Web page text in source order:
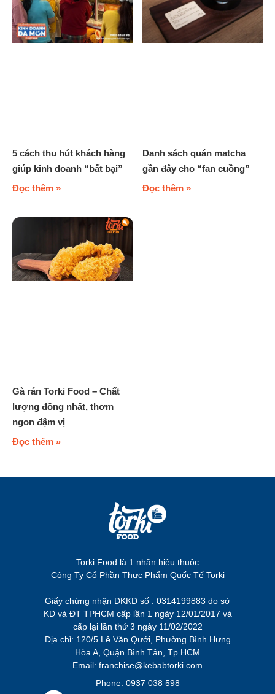
5 cách thu hút khách hàng
giúp kinh doanh “bất bại”
Đọc thêm »
Danh sách quán matcha
gần đây cho “fan cuồng”
Đọc thêm »
Gà rán Torki Food – Chất
lượng đồng nhất, thơm
ngon đậm vị
Đọc thêm »
Torki Food là 1 nhãn hiệu thuộc
Công Ty Cổ Phần Thực Phẩm Quốc Tế Torki
Giấy chứng nhận DKKD số : 0314199883 do sở
KD và ĐT TPHCM cấp lần 1 ngày 12/01/2017 và
cấp lại lần thứ 3 ngày 11/02/2022
Địa chỉ: 120/5 Lê Văn Qưới, Phường Bình Hưng
Hòa A, Quận Bình Tân, Tp HCM
Email: franchise@kebabtorki.com
Phone: 0937 038 598